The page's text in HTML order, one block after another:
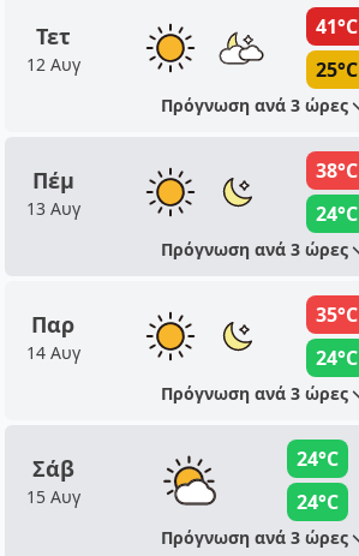
Τετ
12 Αυγ
41°C
25°C
Πρόγνωση ανά 3 ώρες
Πέμ
13 Αυγ
38°C
24°C
Πρόγνωση ανά 3 ώρες
Παρ
14 Αυγ
35°C
24°C
Πρόγνωση ανά 3 ώρες
Σάβ
15 Αυγ
24°C
24°C
Πρόγνωση ανά 3 ώρες